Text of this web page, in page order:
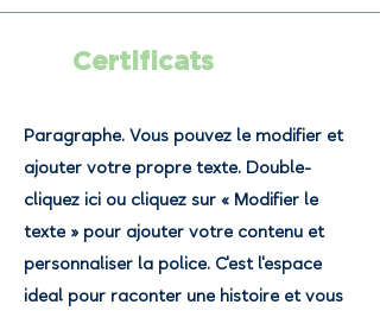
Certificats
Paragraphe. Vous pouvez le modifier et
ajouter votre propre texte. Double-
cliquez ici ou cliquez sur « Modifier le
texte » pour ajouter votre contenu et
personnaliser la police. C'est l'espace
idéal pour raconter une histoire et vous